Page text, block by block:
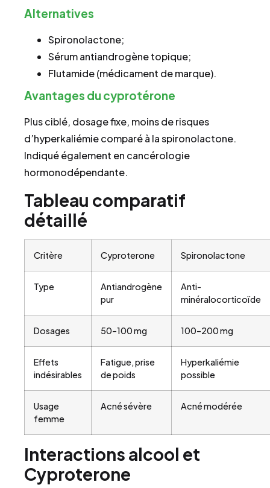
Alternatives
Spironolactone;
Sérum antiandrogène topique;
Flutamide (médicament de marque).
Avantages du cyprotérone
Plus ciblé, dosage fixe, moins de risques
d’hyperkaliémie comparé à la spironolactone.
Indiqué également en cancérologie
hormonodépendante.
Tableau comparatif
détaillé
Critère Cyproterone Spironolactone
Type
Antiandrogène
pur
Anti-
minéralocorticoïde
Dosages 50–100 mg 100–200 mg
Effets
indésirables
Fatigue, prise
de poids
Hyperkaliémie
possible
Usage
femme
Acné sévère Acné modérée
Interactions alcool et
Cyproterone